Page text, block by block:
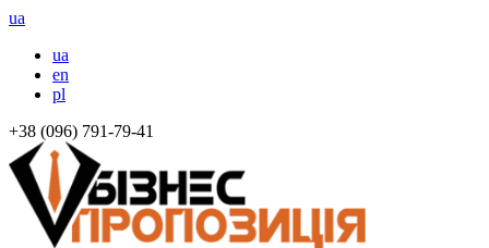
ua
ua
en
pl
+38 (096) 791-79-41